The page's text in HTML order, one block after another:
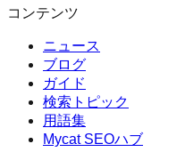
コンテンツ
ニュース
ブログ
ガイド
検索トピック
用語集
Mycat SEOハブ